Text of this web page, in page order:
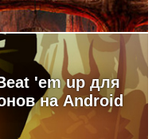
'em up для
на Android